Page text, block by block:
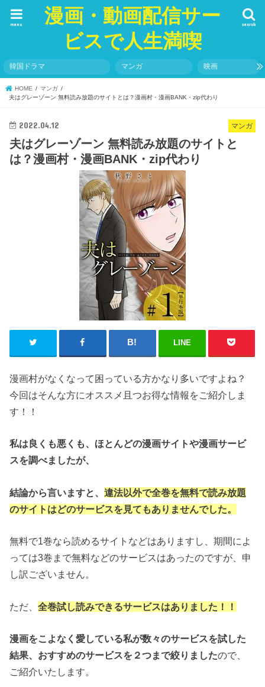
漫画・動画配信サー
ビスで人生満喫
search
menu
韓国ドラマ マンガ 映画
HOME
マンガ
夫はグレーゾーン 無料読み放題のサイトとは？漫画村・漫画BANK・zip代わり
マンガ
2022.04.12
夫はグレーゾーン 無料読み放題のサイトと
は？漫画村・漫画BANK・zip代わり
LINE
漫画村がなくなって困っている方かなり多いですよね？
今回はそんな方にオススメ且つお得な情報をご紹介しま
す！！
私は良くも悪くも、ほとんどの漫画サイトや漫画サービ
スを調べましたが、
結論から言いますと、違法以外で全巻を無料で読み放題
のサイトはどのサービスを見てもありませんでした。
無料で1巻なら読めるサイトなどはありますし、期間によ
っては3巻まで無料などのサービスはあったのですが、申
し訳ございません。
ただ、全巻試し読みできるサービスはありました！！
漫画をこよなく愛している私が数々のサービスを試した
結果、おすすめのサービスを２つまで絞りましたので、
ご紹介いたします。